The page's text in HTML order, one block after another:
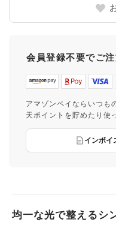
県
会員登録不要でご
アマゾンペイならいつも
天ポイントを貯めたり使
インボイ
均一な光で整えるシ